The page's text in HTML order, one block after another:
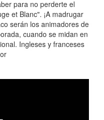
para no perderte el
et Blanc". ¡A madrugar
serán los animadores de
cuando se midan en
Ingleses y franceses